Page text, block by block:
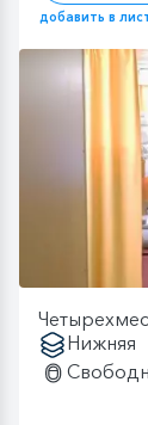
добавить в
Нижняя